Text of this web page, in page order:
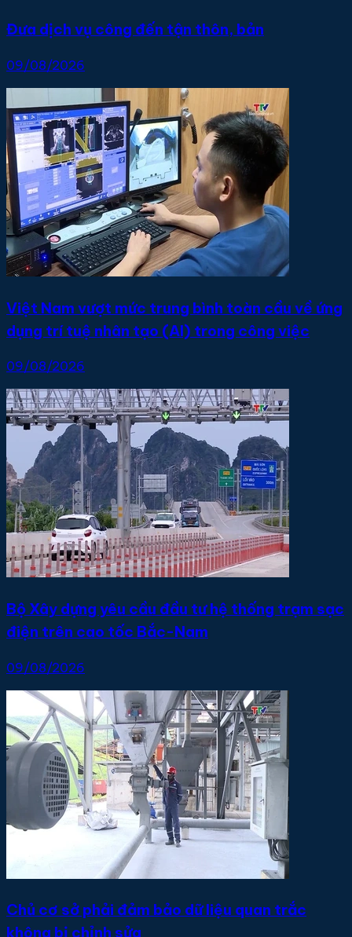
Đưa dịch vụ công đến tận thôn, bản
09/08/2026
Việt Nam vượt mức trung bình toàn cầu về ứng
dụng trí tuệ nhân tạo (AI) trong công việc
09/08/2026
Bộ Xây dựng yêu cầu đầu tư hệ thống trạm sạc
điện trên cao tốc Bắc-Nam
09/08/2026
Chủ cơ sở phải đảm bảo dữ liệu quan trắc
không bị chỉnh sửa